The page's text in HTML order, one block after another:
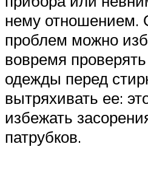
нему отношением.
проблем можно
вовремя
одежды перед
вытряхивать ее:
избежать
патрубков.